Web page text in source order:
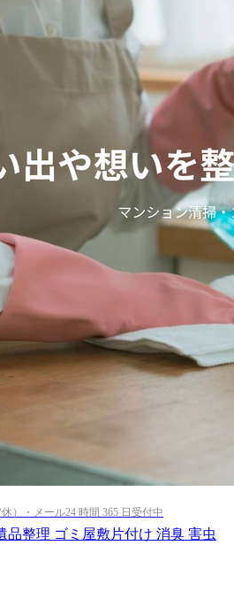
）・メール24 時間 365 日受付中
品整理 ゴミ屋敷片付け 消臭 害虫